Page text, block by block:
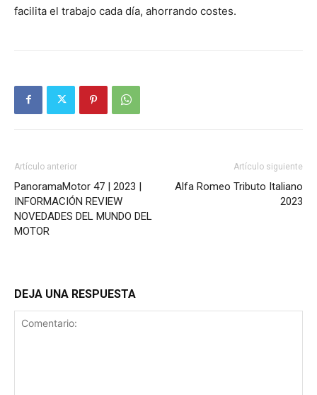
facilita el trabajo cada día, ahorrando costes.
Artículo anterior
PanoramaMotor 47 | 2023 |
INFORMACIÓN REVIEW
NOVEDADES DEL MUNDO DEL
MOTOR
Artículo siguiente
Alfa Romeo Tributo Italiano
2023
DEJA UNA RESPUESTA